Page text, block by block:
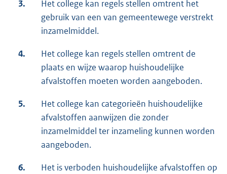
3.
Het college kan regels stellen omtrent het
gebruik van een van gemeentewege verstrekt
inzamelmiddel.
4.
Het college kan regels stellen omtrent de
plaats en wijze waarop huishoudelijke
afvalstoffen moeten worden aangeboden.
5.
Het college kan categorieën huishoudelijke
afvalstoffen aanwijzen die zonder
inzamelmiddel ter inzameling kunnen worden
aangeboden.
6.
Het is verboden huishoudelijke afvalstoffen op